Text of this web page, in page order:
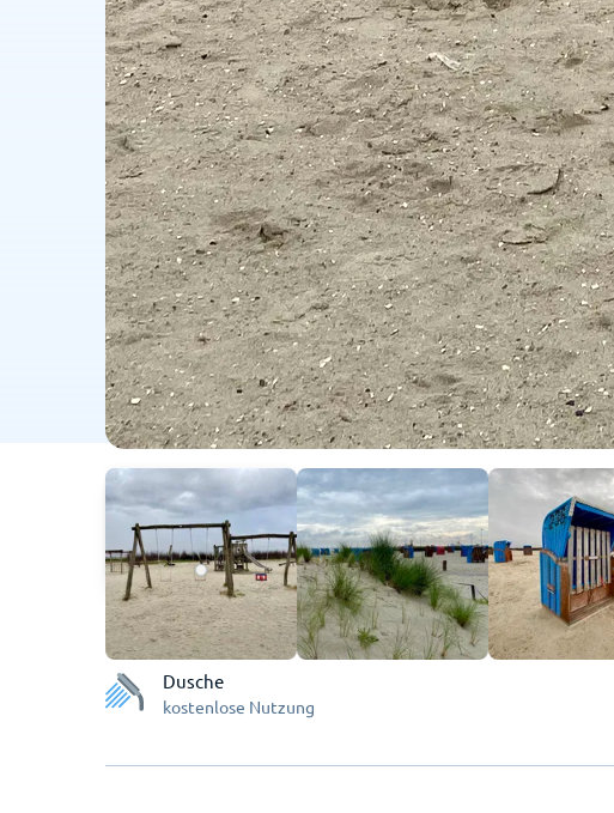
Dusche
kostenlose Nutzung